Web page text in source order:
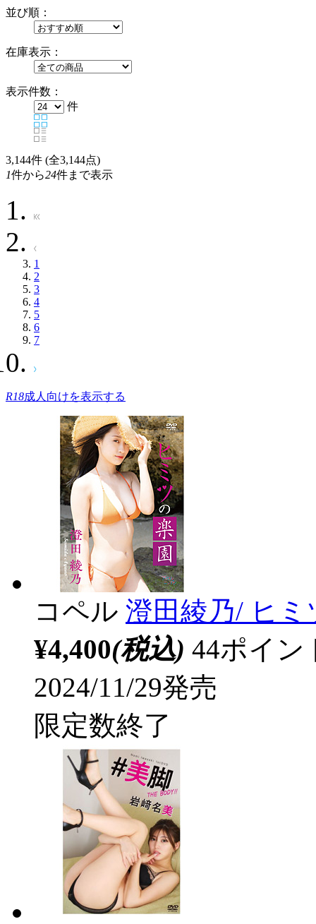
並び順：
在庫表示：
表示件数：
件
3,144件 (全3,144点)
1件から24件まで表示
1
2
3
4
5
6
7
R18成人向けを表示する
コペル 澄田綾乃/ ヒ
¥4,400(税込) 44ポイ
2024/11/29発売
限定数終了